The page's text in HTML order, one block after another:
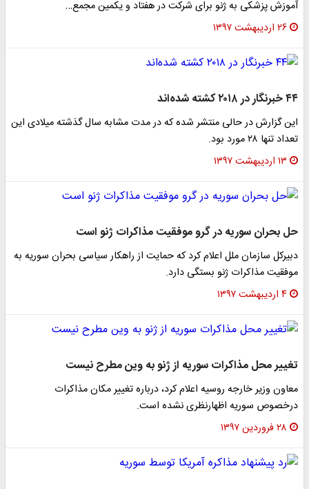
آموزش پزشکی به ژنو برای شرکت در هفتاد و یکمین مجمع…
۲۶ اردیبهشت ۱۳۹۷
۴۴ خبرنگار در ۲۰۱۸ کشته شده‌اند
این گزارش در حالی منتشر شده که در مدت مشابه سال گذشته میلادی این
تعداد تنها ۲۸ مورد بود.
۱۳ اردیبهشت ۱۳۹۷
حل بحران سوریه در گرو موفقیت مذاکرات ژنو است
دبیرکل سازمان ملل اعلام کرد که حمایت از راهکار سیاسی بحران سوریه به
موفقیت مذاکرات ژنو بستگی دارد.
۴ اردیبهشت ۱۳۹۷
تغییر محل مذاکرات سوریه از ژنو به وین مطرح نیست
معاون وزیر خارجه روسیه اعلام کرد، درباره تغییر مکان مذاکرات
درخصوص سوریه اظهارنظری نشده است.
۲۸ فروردین ۱۳۹۷